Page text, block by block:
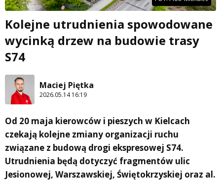
Kolejne utrudnienia spowodowane
wycinką drzew na budowie trasy
S74
Maciej Piętka
2026.05.14 16:19
Od 20 maja kierowców i pieszych w Kielcach
czekają kolejne zmiany organizacji ruchu
związane z budową drogi ekspresowej S74.
Utrudnienia będą dotyczyć fragmentów ulic
Jesionowej, Warszawskiej, Świętokrzyskiej oraz al.